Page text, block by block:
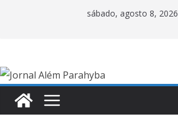
sábado, agosto 8, 2026